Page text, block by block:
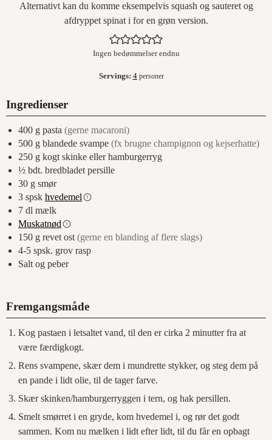
Alternativt kan du komme eksempelvis squash og sauteret og
afdryppet spinat i for en grøn version.
Ingen bedømmelser endnu
Servings: 4 personer
Ingredienser
400 g pasta (gerne macaroni)
500 g blandede svampe (fx brugne champignon og kejserhatte)
250 g kogt skinke eller hamburgerryg
½ bdt. bredbladet persille
30 g smør
3 spsk hvedemel
7 dl mælk
Muskatnød
150 g revet ost (gerne en blanding af flere slags)
4-5 spsk. grov rasp
Salt og peber
Fremgangsmåde
Kog pastaen i letsaltet vand, til den er cirka 2 minutter fra at
være færdigkogt.
Rens svampene, skær dem i mundrette stykker, og steg dem på
en pande i lidt olie, til de tager farve.
Skær skinken/hamburgerryggen i tern, og hak persillen.
Smelt smørret i en gryde, kom hvedemel i, og rør det godt
sammen. Kom nu mælken i lidt efter lidt, til du får en opbagt